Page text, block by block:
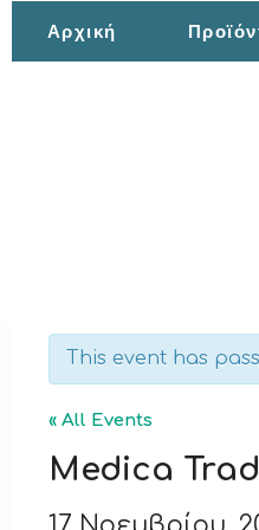
Αρχική
This event has
« All Events
Medica